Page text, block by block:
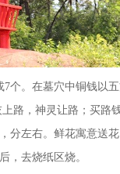
7个。在墓穴中铜钱以
路，神灵让路；买路
左右。鲜花寓意送
，去烧纸区烧。